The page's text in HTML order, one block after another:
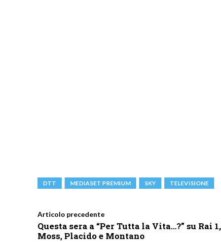
DTT MEDIASET PREMIUM SKY TELEVISIONE
Articolo precedente
Questa sera a “Per Tutta la Vita…?” su Rai 1,
Moss, Placido e Montano